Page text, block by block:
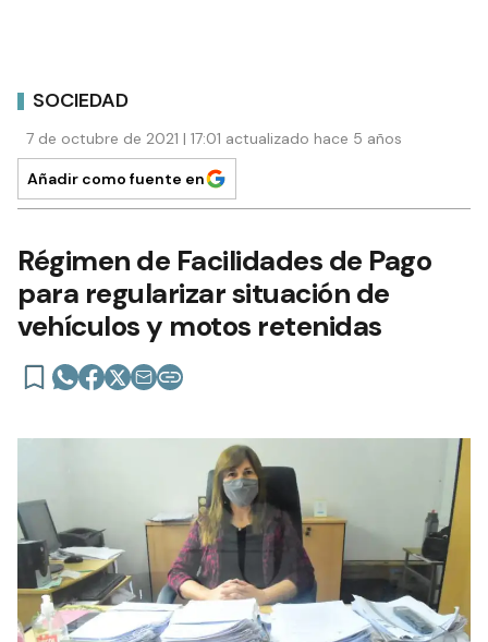
SOCIEDAD
7 de octubre de 2021 | 17:01 actualizado hace 5 años
Añadir como fuente en
Régimen de Facilidades de Pago
para regularizar situación de
vehículos y motos retenidas